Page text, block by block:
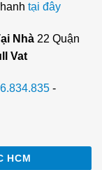
tại đây
Nhà22 Quận
Vat
-
HCM